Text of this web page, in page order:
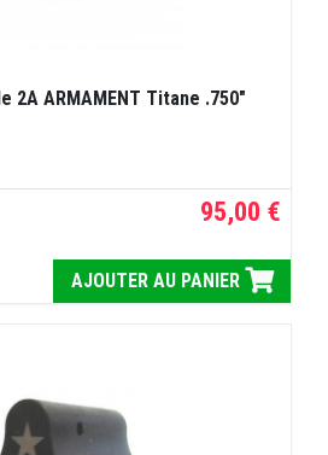
2A ARMAMENT Titane .750"
95,00 €
AJOUTER AU PANIER